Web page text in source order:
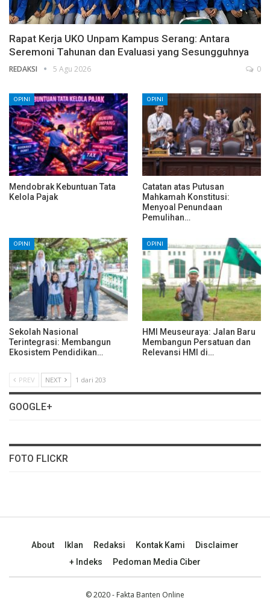
Rapat Kerja UKO Unpam Kampus Serang: Antara
Seremoni Tahunan dan Evaluasi yang Sesungguhnya
REDAKSI 5 Agu 2026 0
OPINI
Mendobrak Kebuntuan Tata
Kelola Pajak
OPINI
Catatan atas Putusan
Mahkamah Konstitusi:
Menyoal Penundaan
Pemulihan…
OPINI
Sekolah Nasional
Terintegrasi: Membangun
Ekosistem Pendidikan…
OPINI
HMI Meuseuraya: Jalan Baru
Membangun Persatuan dan
Relevansi HMI di…
PREV NEXT 1 dari 203
GOOGLE+
FOTO FLICKR
About Iklan Redaksi Kontak Kami
Disclaimer
+ Indeks
Pedoman Media Ciber
© 2020 - Fakta Banten Online